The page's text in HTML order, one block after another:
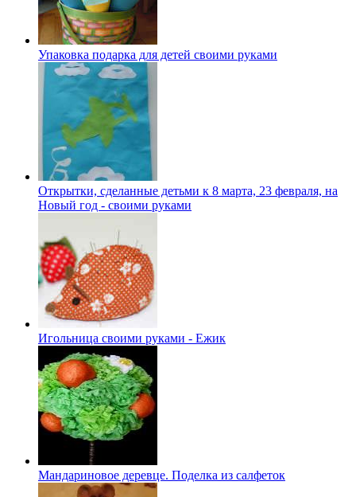
Упаковка подарка для детей своими руками
Открытки, сделанные детьми к 8 марта, 23 февраля, на
Новый год - своими руками
Игольница своими руками - Ежик
Мандариновое деревце. Поделка из салфеток